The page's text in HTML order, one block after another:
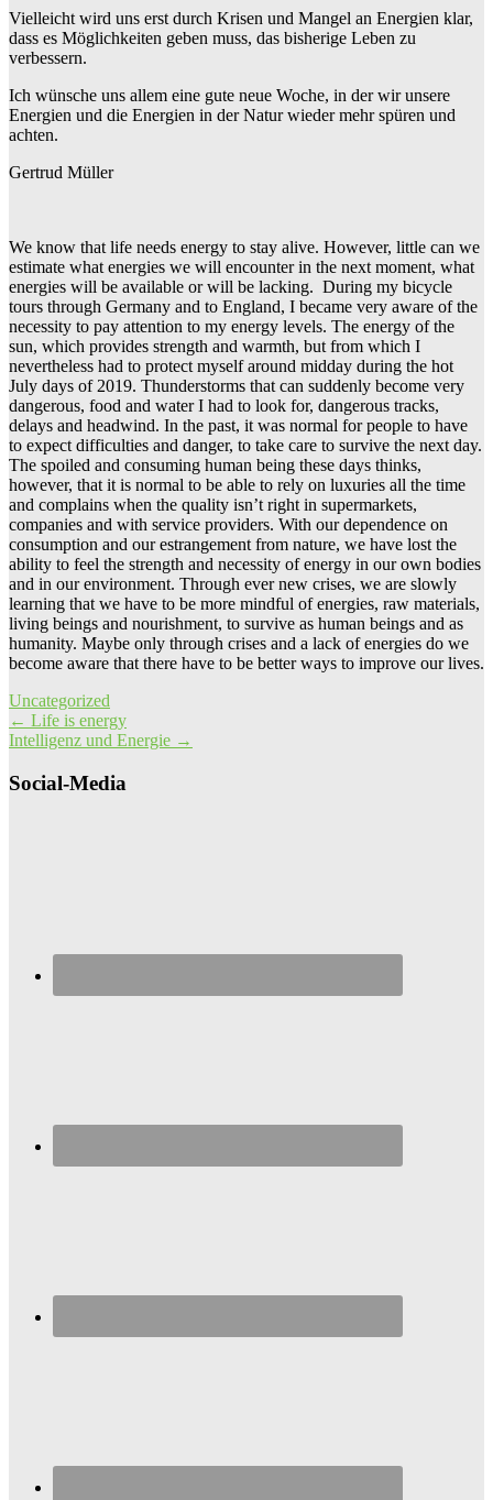
Vielleicht wird uns erst durch Krisen und Mangel an Energien klar,
dass es Möglichkeiten geben muss, das bisherige Leben zu
verbessern.
Ich wünsche uns allem eine gute neue Woche, in der wir unsere
Energien und die Energien in der Natur wieder mehr spüren und
achten.
Gertrud Müller
We know that life needs energy to stay alive. However, little can we
estimate what energies we will encounter in the next moment, what
energies will be available or will be lacking. During my bicycle
tours through Germany and to England, I became very aware of the
necessity to pay attention to my energy levels. The energy of the
sun, which provides strength and warmth, but from which I
nevertheless had to protect myself around midday during the hot
July days of 2019. Thunderstorms that can suddenly become very
dangerous, food and water I had to look for, dangerous tracks,
delays and headwind. In the past, it was normal for people to have
to expect difficulties and danger, to take care to survive the next day.
The spoiled and consuming human being these days thinks,
however, that it is normal to be able to rely on luxuries all the time
and complains when the quality isn’t right in supermarkets,
companies and with service providers. With our dependence on
consumption and our estrangement from nature, we have lost the
ability to feel the strength and necessity of energy in our own bodies
and in our environment. Through ever new crises, we are slowly
learning that we have to be more mindful of energies, raw materials,
living beings and nourishment, to survive as human beings and as
humanity. Maybe only through crises and a lack of energies do we
become aware that there have to be better ways to improve our lives.
Uncategorized
Post
navigation
← Life is energy
Intelligenz und Energie →
Social-Media